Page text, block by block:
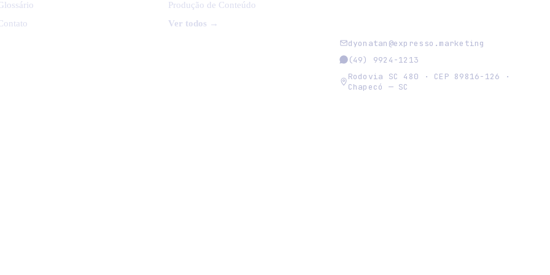
Produção de Conteúdo
Ver todos →
dyonatan@expresso.marketing
(49) 9924-1213
Rodovia SC 480 · CEP 89816-126 ·
Chapecó — SC